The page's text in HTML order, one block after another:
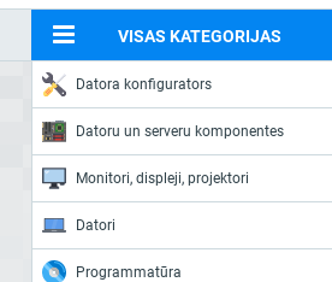
VISAS KATEGORIJAS
Datora konfigurators
Datoru un serveru komponentes
Monitori, displeji, projektori
Datori
Programmatūra